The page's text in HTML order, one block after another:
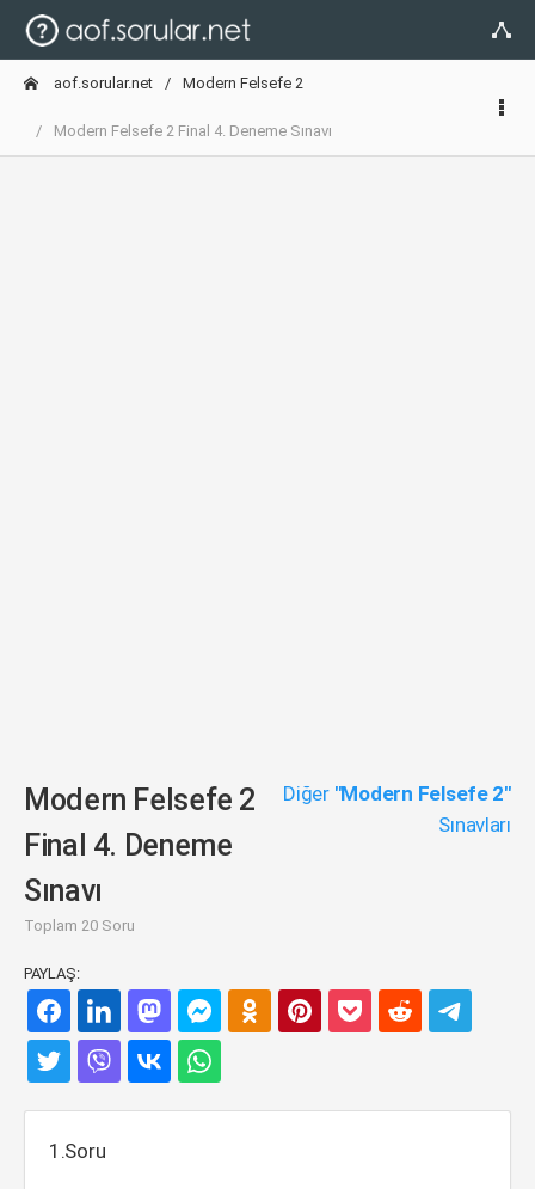
aof.sorular.net Modern Felsefe 2
Modern Felsefe 2 Final 4. Deneme Sınavı
Modern Felsefe 2
Final 4. Deneme
Sınavı
Toplam 20 Soru
Diğer "Modern Felsefe 2"
Sınavları
PAYLAŞ:
1.Soru